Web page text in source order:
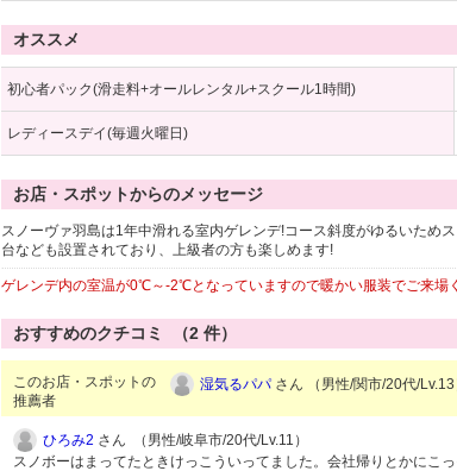
オススメ
初心者パック(滑走料+オールレンタル+スクール1時間)
レディースデイ(毎週火曜日)
お店・スポットからのメッセージ
スノーヴァ羽島は1年中滑れる室内ゲレンデ!コース斜度がゆるいため
台なども設置されており、上級者の方も楽しめます!
ゲレンデ内の室温が0℃～-2℃となっていますので暖かい服装でご来場
おすすめのクチコミ （2 件）
このお店・スポットの
推薦者
湿気るパパさん （男性/関市/20代/Lv.13
ひろみ2 さん （男性/岐阜市/20代/Lv.11）
スノボーはまってたときけっこういってました。会社帰りとかにこ